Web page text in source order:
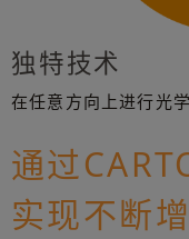
独特技术
在任意方向上进行光
通过
实现不断